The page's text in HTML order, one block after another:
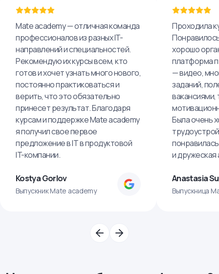
Mate academy — отличная команда
профессионалов из разных IT-
направлений и специальностей.
Рекомендую их курсы всем, кто
готов и хочет узнать много нового,
постоянно практиковаться и
верить, что это обязательно
принесет результат. Благодаря
курсам и поддержке Mate academy
я получил свое первое
предложение в IT в продуктовой
IT-компании.
Kostya Gorlov
Выпускник Mate academy
Проходила
хорошо
платформа
— видео,
заданий,
вакансиями,
Была очень
и
Anastasia
Выпускница